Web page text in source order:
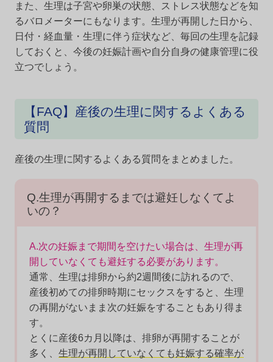
また、生理は子宮や卵巣の状態、ストレス状態などを知
るバロメーターにもなります。生理が再開した日から、
日付・経血量・生理に伴う症状など、毎回の生理を記録
しておくと、今後の妊娠計画や自分自身の健康管理に役
立つでしょう。
【FAQ】産後の生理に関するよくある
質問
産後の生理に関するよくある質問をまとめました。
Q.生理が再開するまでは避妊しなくてよ
いの？
A.次の妊娠まで期間を空けたい場合は、生理が再
開していなくても避妊する必要があります。
通常、生理は排卵から約2週間後に訪れるので、
産後初めての排卵時期にセックスをすると、生理
の再開がないまま次の妊娠をすることもあり得ま
す。
とくに産後6カ月以降は、排卵が再開することが
多く、 生理が再開していなくても妊娠する確率が